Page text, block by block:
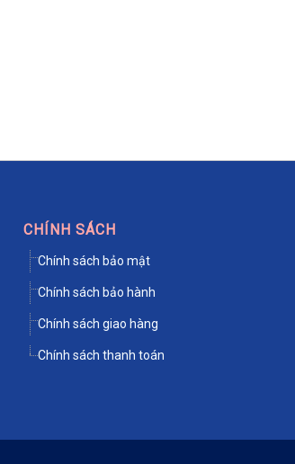
CHÍNH SÁCH
Chính sách bảo mật
Chính sách bảo hành
Chính sách giao hàng
Chính sách thanh toán